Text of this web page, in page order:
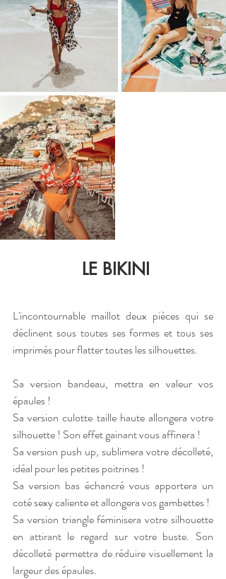
LE BIKINI
L'incontournable maillot deux pièces qui se
déclinent sous toutes ses formes et tous ses
imprimés pour flatter toutes les silhouettes.
Sa version bandeau, mettra en valeur vos
épaules !
Sa version culotte taille haute allongera votre
silhouette ! Son effet gainant vous affinera !
Sa version push up, sublimera votre décolleté,
idéal pour les petites poitrines !
Sa version bas échancré vous apportera un
coté sexy caliente et allongera vos gambettes !
Sa version triangle féminisera votre silhouette
en attirant le regard sur votre buste. Son
décolleté permettra de réduire visuellement la
largeur des épaules.